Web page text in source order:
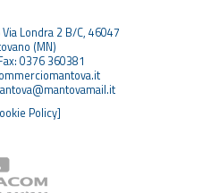
Londra 2 B/C, 46047
(MN)
0376 360381
Policy]